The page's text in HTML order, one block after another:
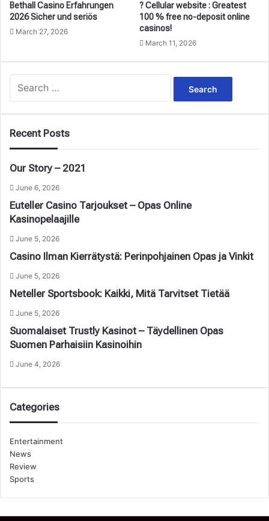
Bethall Casino Erfahrungen
2026 Sicher und seriös
March 27, 2026
? Cellular website : Greatest
100 % free no-deposit online
casinos!
March 11, 2026
for:
Recent Posts
Our Story – 2021
June 6, 2026
Euteller Casino Tarjoukset – Opas Online
Kasinopelaajille
June 5, 2026
Casino Ilman Kierrätystä: Perinpohjainen Opas ja Vinkit
June 5, 2026
Neteller Sportsbook: Kaikki, Mitä Tarvitset Tietää
June 5, 2026
Suomalaiset Trustly Kasinot – Täydellinen Opas
Suomen Parhaisiin Kasinoihin
June 4, 2026
Categories
Entertainment
News
Review
Sports